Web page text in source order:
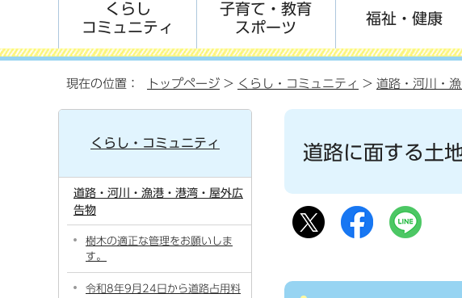
くらし
コミュニティ
子育て・教育
スポーツ
福祉・健康
現在の位置： トップページ > くらし・コミュニティ > 道路・河川・
道路に面する土
くらし・コミュニティ
道路・河川・漁港・港湾・屋外広
告物
樹木の適正な管理をお願いしま
す。
令和8年9月24日から道路占用料